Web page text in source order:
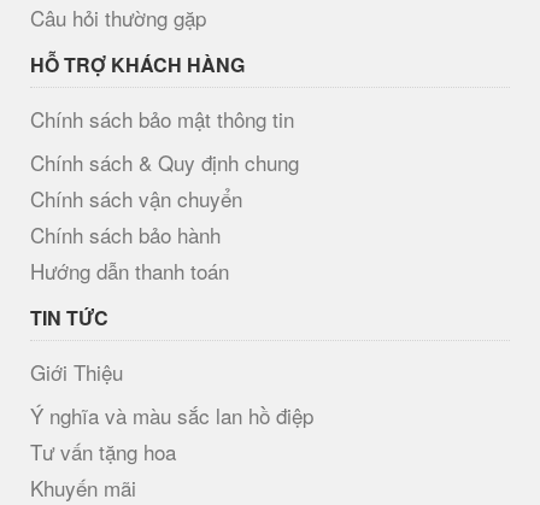
Câu hỏi thường gặp
HỖ TRỢ KHÁCH HÀNG
Chính sách bảo mật thông tin
Chính sách & Quy định chung
Chính sách vận chuyển
Chính sách bảo hành
Hướng dẫn thanh toán
TIN TỨC
Giới Thiệu
Ý nghĩa và màu sắc lan hồ điệp
Tư vấn tặng hoa
Khuyến mãi